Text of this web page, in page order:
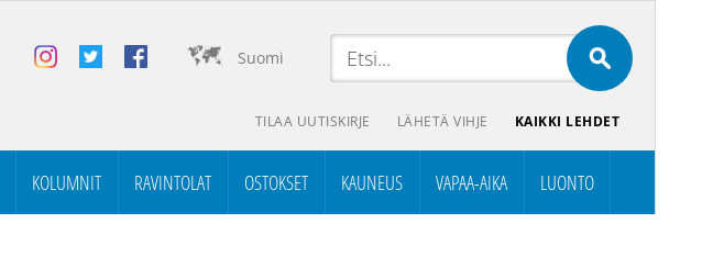
Suomi
TILAA UUTISKIRJE LÄHETÄ VIHJE KAIKKI LEHDET
KOLUMNIT RAVINTOLAT OSTOKSET KAUNEUS VAPAA-AIKA LUONTO